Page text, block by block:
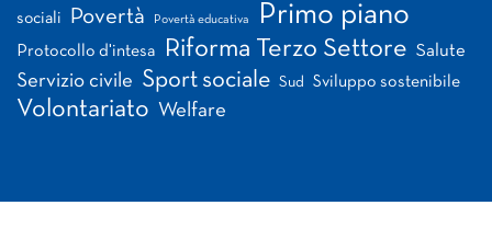
sociali Povertà Povertà educativa Primo piano
Protocollo d'intesa Riforma Terzo Settore Salute
Servizio civile Sport sociale Sud Sviluppo sostenibile
Volontariato Welfare